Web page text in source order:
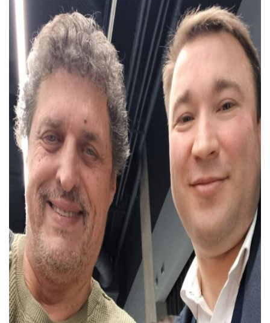
Контакти
Рекламні прайси
Підтримати «місцевих»
Редакційна політика
Етичний кодекс